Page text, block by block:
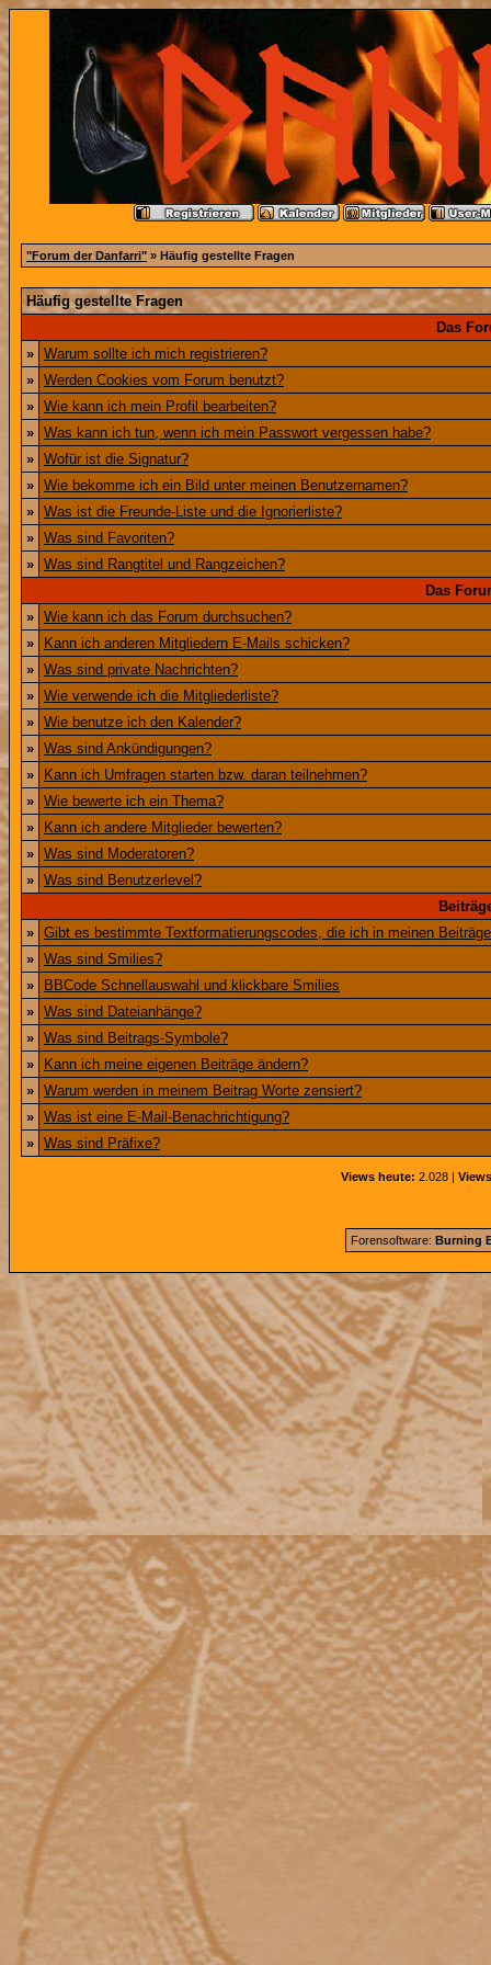
"Forum der Danfarri" » Häufig gestellte Fragen
Häufig gestellte Fragen
Das
» Warum sollte ich mich registrieren?
» Werden Cookies vom Forum benutzt?
» Wie kann ich mein Profil bearbeiten?
» Was kann ich tun, wenn ich mein Passwort vergessen habe?
» Wofür ist die Signatur?
» Wie bekomme ich ein Bild unter meinen Benutzernamen?
» Was ist die Freunde-Liste und die Ignorierliste?
» Was sind Favoriten?
» Was sind Rangtitel und Rangzeichen?
Das
» Wie kann ich das Forum durchsuchen?
»
Kann ich anderen Mitgliedern E-Mails schicken?
» Was sind private Nachrichten?
» Wie verwende ich die Mitgliederliste?
» Wie benutze ich den Kalender?
» Was sind Ankündigungen?
»
Kann ich Umfragen starten bzw. daran teilnehmen?
» Wie bewerte ich ein Thema?
»
Kann ich andere Mitglieder bewerten?
» Was sind Moderatoren?
» Was sind Benutzerlevel?
» Gibt es bestimmte Textformatierungscodes, die ich in meinen
» Was sind Smilies?
»
BBCode Schnellauswahl und klickbare Smilies
» Was sind Dateianhänge?
» Was sind Beitrags-Symbole?
»
Kann ich meine eigenen Beiträge ändern?
» Warum werden in meinem Beitrag Worte zensiert?
» Was ist eine E-Mail-Benachrichtigung?
» Was sind Präfixe?
Views heute: 2.028 |
Forensoftware: Burning